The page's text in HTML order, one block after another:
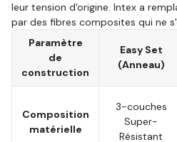
leur tension d'origine. Intex a
par des fibres composites qui ne
des années d'utilisation intensive.
directement la rigidité de la
ou la stabilité des parois de la
Paramètre
de
construction
Easy Set
(Anneau)
Composition
matérielle
3-couches
Super-
Résistant